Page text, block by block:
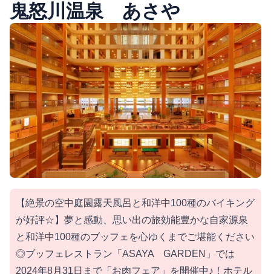
鬼怒川温泉 あさや
【絶景の空中庭園露天風呂と和洋中100種のバイキング
が好評☆】夢と感動、思い出の旅効能豊かな自家源泉
と和洋中100種のブッフェを心ゆくまでご堪能ください
◎ブッフェレストラン「ASAYA GARDEN」では
2024年8月31日まで「お肉フェア」を開催中♪！ホテル